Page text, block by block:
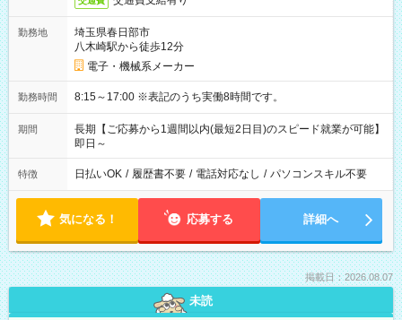
勤務地
埼玉県春日部市
八木崎駅から徒歩12分
電子・機械系メーカー
勤務時間 8:15～17:00 ※表記のうち実働8時間です。
期間
長期【ご応募から1週間以内(最短2日目)のスピード就業が可能】
即日～
特徴 日払いOK / 履歴書不要 / 電話対応なし / パソコンスキル不要
気になる！ 応募する 詳細へ
掲載日：2026.08.07
未読